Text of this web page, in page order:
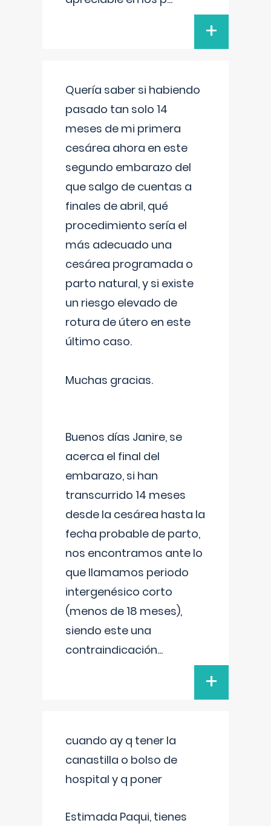
+
Quería saber si habiendo
pasado tan solo 14
meses de mi primera
cesárea ahora en este
segundo embarazo del
que salgo de cuentas a
finales de abril, qué
procedimiento sería el
más adecuado una
cesárea programada o
parto natural, y si existe
un riesgo elevado de
rotura de útero en este
último caso.
Muchas gracias.
Buenos días Janire, se
acerca el final del
embarazo, si han
transcurrido 14 meses
desde la cesárea hasta la
fecha probable de parto,
nos encontramos ante lo
que llamamos periodo
intergenésico corto
(menos de 18 meses),
siendo este una
contraindicación...
+
cuando ay q tener la
canastilla o bolso de
hospital y q poner
Estimada Paqui, tienes